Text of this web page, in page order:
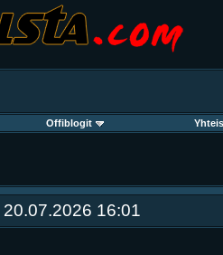
Offiblogit
20.07.2026 16:01